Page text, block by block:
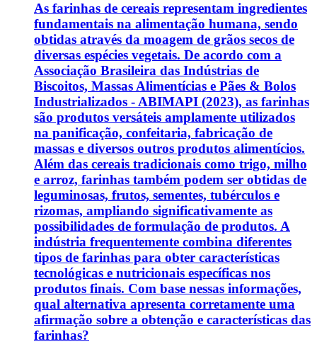
As farinhas de cereais representam ingredientes
fundamentais na alimentação humana, sendo
obtidas através da moagem de grãos secos de
diversas espécies vegetais. De acordo com a
Associação Brasileira das Indústrias de
Biscoitos, Massas Alimentícias e Pães & Bolos
Industrializados - ABIMAPI (2023), as farinhas
são produtos versáteis amplamente utilizados
na panificação, confeitaria, fabricação de
massas e diversos outros produtos alimentícios.
Além das cereais tradicionais como trigo, milho
e arroz, farinhas também podem ser obtidas de
leguminosas, frutos, sementes, tubérculos e
rizomas, ampliando significativamente as
possibilidades de formulação de produtos. A
indústria frequentemente combina diferentes
tipos de farinhas para obter características
tecnológicas e nutricionais específicas nos
produtos finais. Com base nessas informações,
qual alternativa apresenta corretamente uma
afirmação sobre a obtenção e características das
farinhas?